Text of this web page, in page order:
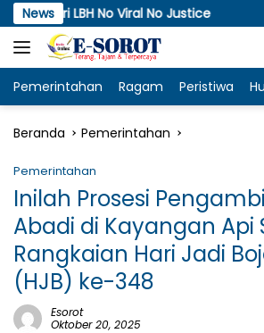
Langsung
ke
konten
News
No Viral No Justice APTI Bakal
Pemerintahan Ragam Peristiwa
Beranda Pemerintahan
Pemerintahan
Inilah Prosesi
Abadi di Kayangan Api
Rangkaian Hari Jadi
(HJB) ke-348
Esorot
Oktober 20, 2025